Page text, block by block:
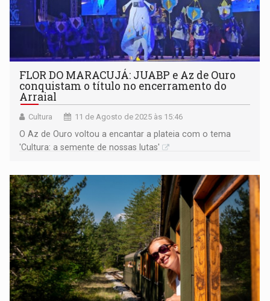
FLOR DO MARACUJÁ: JUABP e Az de Ouro
conquistam o título no encerramento do
Arraial
Cultura 11 de Agosto de 2025 às 15:46
O Az de Ouro voltou a encantar a plateia com o tema
'Cultura: a semente de nossas lutas'